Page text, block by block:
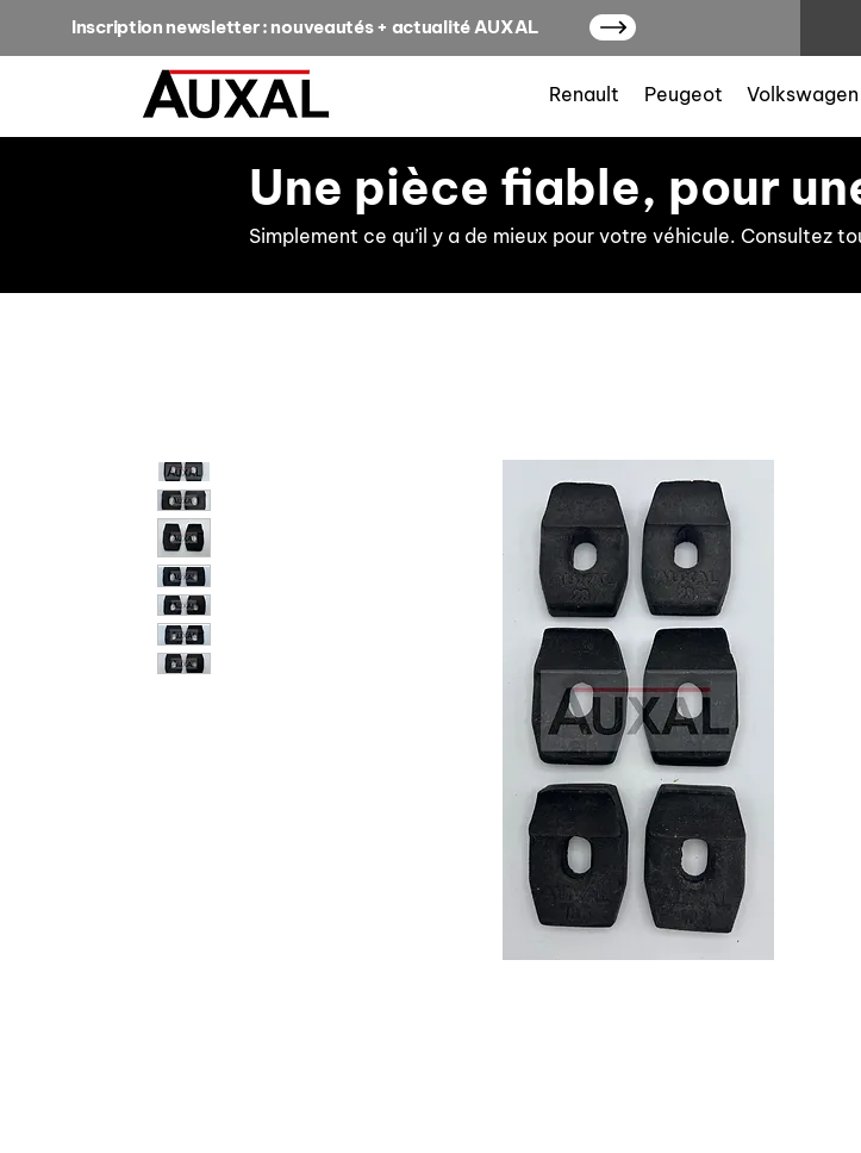
Inscription newsletter : nouveautés + actualité AUXAL
Renault Peugeot Volkswagen
Une pièce fiable, pour
Simplement ce qu’il y a de mieux pour votre véhicule. Consultez